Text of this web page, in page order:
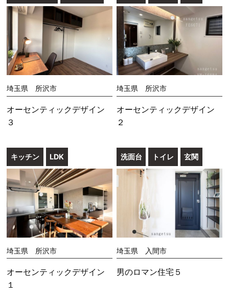
埼玉県 所沢市
オーセンティックデザイン
３
埼玉県 所沢市
オーセンティックデザイン
２
キッチン LDK
埼玉県 所沢市
オーセンティックデザイン
１
洗面台 トイレ 玄関
埼玉県 入間市
男のロマン住宅５